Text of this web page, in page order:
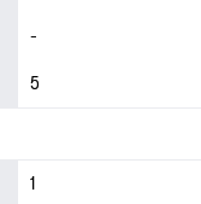
-
5
1